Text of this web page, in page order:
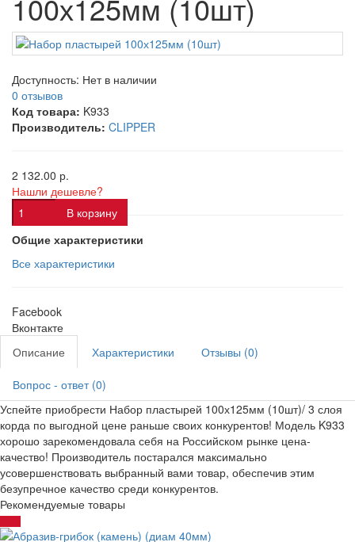
100х125мм (10шт)
Доступность: Нет в наличии
0 отзывов
Код товара: K933
Производитель: CLIPPER
2 132.00 р.
Нашли дешевле?
В корзину
Общие характеристики
Все характеристики
Facebook
Вконтакте
Описание
Характеристики Отзывы (0)
Вопрос - ответ (0)
Успейте приобрести Набор пластырей 100х125мм (10шт)/ 3 слоя
корда по выгодной цене раньше своих конкурентов! Модель K933
хорошо зарекомендовала себя на Российском рынке цена-
качество! Производитель постарался максимально
усовершенствовать выбранный вами товар, обеспечив этим
безупречное качество среди конкурентов.
Рекомендуемые товары